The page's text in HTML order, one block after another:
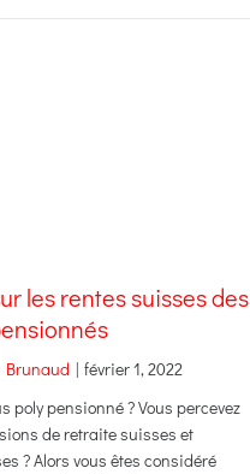
les rentes suisses des
Brunaud | février 1, 2022
poly pensionné ? Vous percevez
de retraite suisses et
? Alors vous êtes considéré